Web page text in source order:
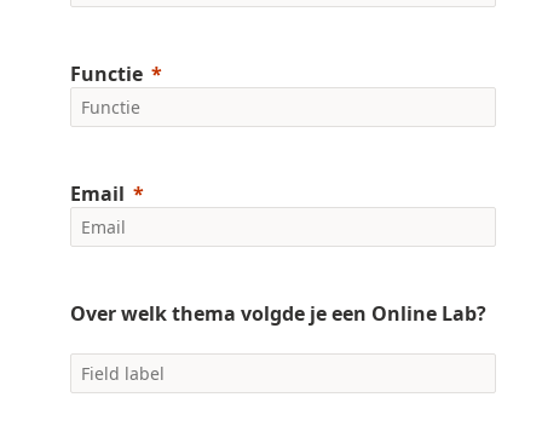
Functie
Email
Over welk thema volgde je een Online Lab?